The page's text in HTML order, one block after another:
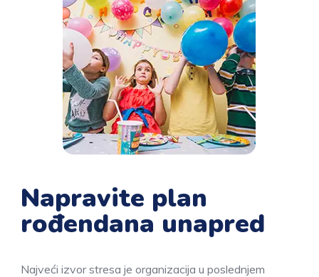
Napravite plan
rođendana unapred
Najveći izvor stresa je organizacija u poslednjem